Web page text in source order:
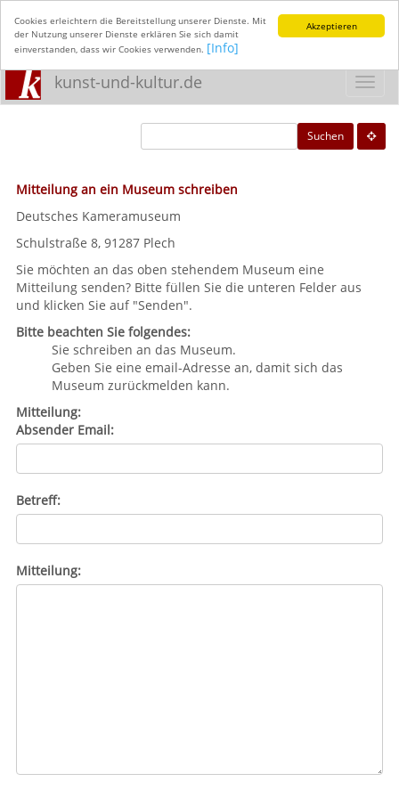
Akzeptieren
Cookies erleichtern die Bereitstellung unserer Dienste. Mit
der Nutzung unserer Dienste erklären Sie sich damit
einverstanden, dass wir Cookies verwenden. [Info]
kunst-und-kultur.de
Suchen
Mitteilung an ein Museum schreiben
Deutsches Kameramuseum
Schulstraße 8, 91287 Plech
Sie möchten an das oben stehendem Museum eine
Mitteilung senden? Bitte füllen Sie die unteren Felder aus
und klicken Sie auf "Senden".
Bitte beachten Sie folgendes:
Sie schreiben an das Museum.
Geben Sie eine email-Adresse an, damit sich das
Museum zurückmelden kann.
Mitteilung:
Absender Email:
Betreff:
Mitteilung: